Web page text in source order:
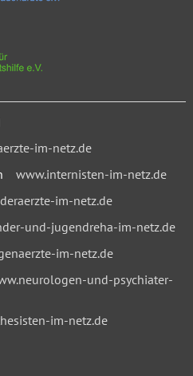
im-netz.de
www.internisten-im-netz.de
im-netz.de
und-jugendreha-im-netz.de
im-netz.de
und-psychiater-
im-netz.de